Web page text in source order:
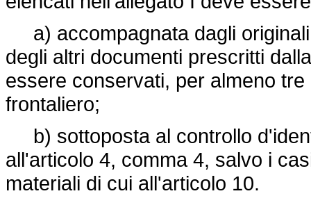
a) accompagnata dagli
degli altri documenti prescritti
essere conservati, per almeno
frontaliero;
b) sottoposta al controllo
all'articolo 4, comma 4, salvo i
materiali di cui all'articolo 10.